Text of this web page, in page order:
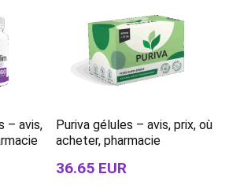
– avis,
Puriva gélules – avis, prix, où
acheter, pharmacie
36.65 EUR